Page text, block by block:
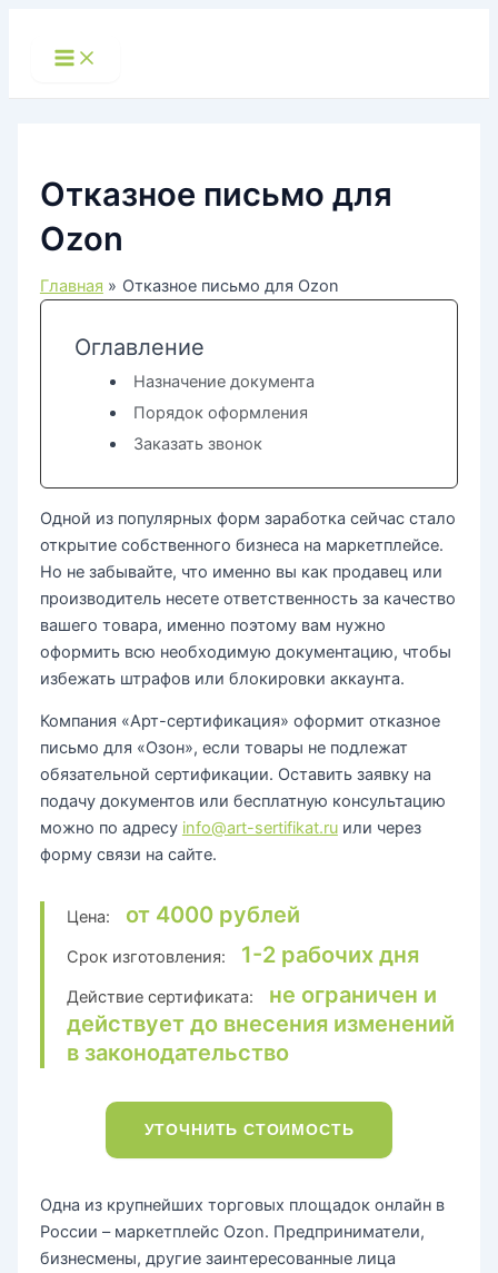
Main
Menu
Отказное письмо для
Ozon
Главная Отказное письмо для Ozon
Оглавление
Назначение документа
Порядок оформления
Заказать звонок
Одной из популярных форм заработка сейчас стало
открытие собственного бизнеса на маркетплейсе.
Но не забывайте, что именно вы как продавец или
производитель несете ответственность за качество
вашего товара, именно поэтому вам нужно
оформить всю необходимую документацию, чтобы
избежать штрафов или блокировки аккаунта.
Компания «Арт-сертификация» оформит отказное
письмо для «Озон», если товары не подлежат
обязательной сертификации. Оставить заявку на
подачу документов или бесплатную консультацию
можно по адресу info@art-sertifikat.ruили через
форму связи на сайте.
Цена: от 4000 рублей
Срок изготовления: 1-2 рабочих дня
Действие сертификата:
не ограничен и
действует до внесения изменений
в законодательство
УТОЧНИТЬ СТОИМОСТЬ
Одна из крупнейших торговых площадок онлайн в
России – маркетплейс Ozon. Предприниматели,
бизнесмены, другие заинтересованные лица